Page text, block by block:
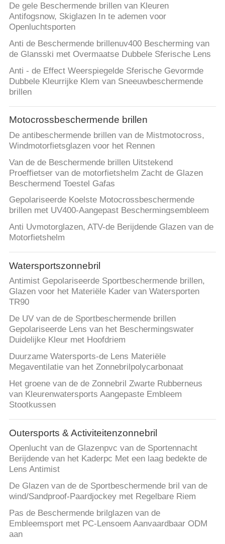
De gele Beschermende brillen van Kleuren
Antifogsnow, Skiglazen In te ademen voor
Openluchtsporten
Anti de Beschermende brillenuv400 Bescherming van
de Glansski met Overmaatse Dubbele Sferische Lens
Anti - de Effect Weerspiegelde Sferische Gevormde
Dubbele Kleurrijke Klem van Sneeuwbeschermende
brillen
Motocrossbeschermende brillen
De antibeschermende brillen van de Mistmotocross,
Windmotorfietsglazen voor het Rennen
Van de de Beschermende brillen Uitstekend
Proeffietser van de motorfietshelm Zacht de Glazen
Beschermend Toestel Gafas
Gepolariseerde Koelste Motocrossbeschermende
brillen met UV400-Aangepast Beschermingsembleem
Anti Uvmotorglazen, ATV-de Berijdende Glazen van de
Motorfietshelm
Watersportszonnebril
Antimist Gepolariseerde Sportbeschermende brillen,
Glazen voor het Materiële Kader van Watersporten
TR90
De UV van de de Sportbeschermende brillen
Gepolariseerde Lens van het Beschermingswater
Duidelijke Kleur met Hoofdriem
Duurzame Watersports-de Lens Materiële
Megaventilatie van het Zonnebrilpolycarbonaat
Het groene van de de Zonnebril Zwarte Rubberneus
van Kleurenwatersports Aangepaste Embleem
Stootkussen
Outersports & Activiteitenzonnebril
Openlucht van de Glazenpvc van de Sportennacht
Berijdende van het Kaderpc Met een laag bedekte de
Lens Antimist
De Glazen van de de Sportbeschermende bril van de
wind/Sandproof-Paardjockey met Regelbare Riem
Pas de Beschermende brilglazen van de
Embleemsport met PC-Lensoem Aanvaardbaar ODM
aan